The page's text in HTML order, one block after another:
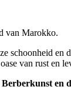
van Marokko.
schoonheid en
van rust en
en